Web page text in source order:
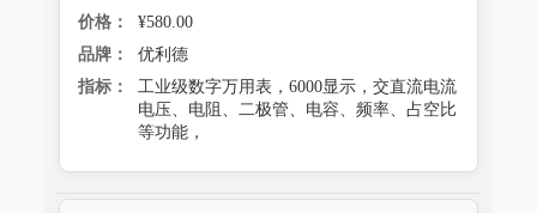
价格：
¥580.00
品牌：
优利德
指标：
工业级数字万用表，6000显示，交直流电流
电压、电阻、二极管、电容、频率、占空比
等功能，